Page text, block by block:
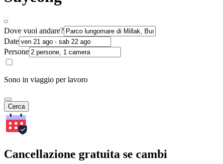
Dove vuoi andare?
Date
Persone
Sono in viaggio per lavoro
Cerca
Cancellazione gratuita se cambi